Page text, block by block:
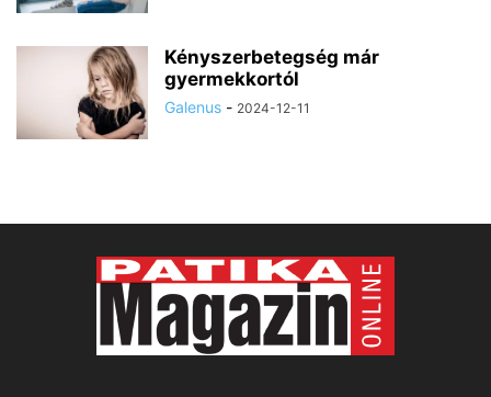
Kényszerbetegség már
gyermekkortól
Galenus - 2024-12-11